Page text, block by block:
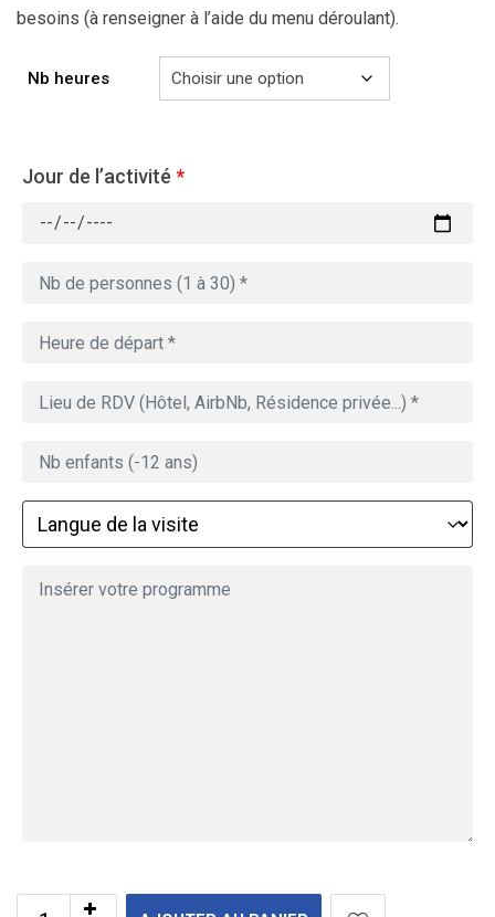
besoins (à renseigner à l’aide du menu déroulant).
Nb heures
Jour de l’activité *